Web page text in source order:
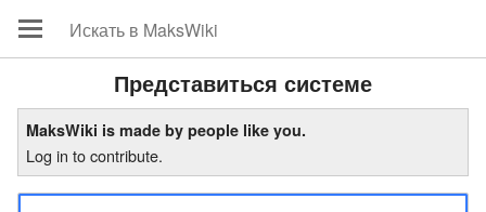
Представиться системе
MaksWiki is made by people like you.
Log in to contribute.